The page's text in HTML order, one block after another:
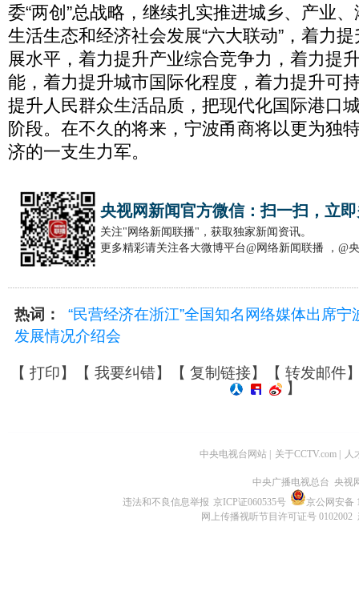
委“两创”总战略，继续扎实推进城乡、产业
生活生态和经济社会发展“六大联动”，着力
展水平，着力提升产业综合竞争力，着力提
能，着力提升城市国际化程度，着力提升可
提升人民群众生活品质，把现代化国际港口
阶段。在不久的将来，宁波甬商将以更为独
济的一支生力军。
央视网新闻官方微信：扫一扫，立
关注"网络新闻联播"，获取独家新闻资讯。
更多精彩请关注各大微博平台@网络新闻联播 ，@
热词：
“民营经济在浙江”全国知名网络媒体出席宁
发展情况介绍会
【 打印】【 我要纠错】【 复制链接】【 转发邮件
】
中央电视台网站 关于CCTV.com 人
中央广播电视总台 央视
违法和不良信息举报 京ICP证060535号
京公网安备
网上传播视听节目许可证号 0102002